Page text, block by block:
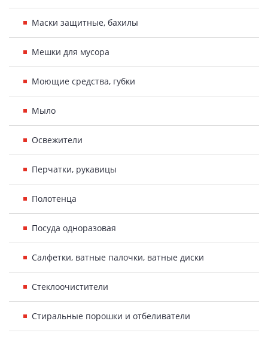
Маски защитные, бахилы
Мешки для мусора
Моющие средства, губки
Мыло
Освежители
Перчатки, рукавицы
Полотенца
Посуда одноразовая
Салфетки, ватные палочки, ватные диски
Стеклоочистители
Стиральные порошки и отбеливатели